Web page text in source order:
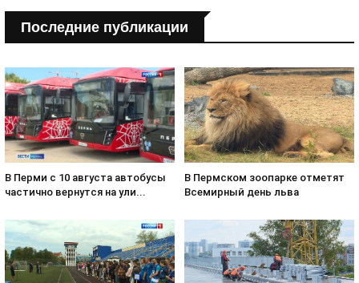
Последние публикации
В Перми с 10 августа автобусы
частично вернутся на ули...
В Пермском зоопарке отметят
Всемирный день льва